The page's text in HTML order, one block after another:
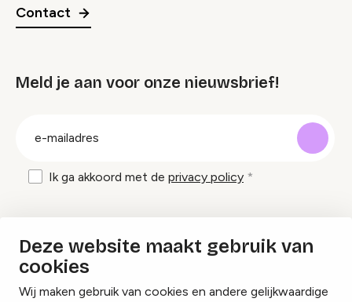
Deze website maakt gebruik van
cookies
Wij maken gebruik van cookies en andere gelijkwaardige
Contact
Meld je aan voor onze nieuwsbrief!
Ik ga akkoord met de privacy policy
Inspiratie en tips om evenementen te
organiseren?
Lees onze inspiratieblogs